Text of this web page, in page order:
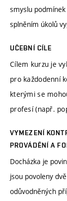
smyslu
splněním úkolů
UČEBNÍ CÍLE
Cílem kurzu je
pro každodenní
kterými se
profesí (např.
VYMEZENÍ
PROVÁDĚNÍ A
Docházka je
jsou povoleny
odůvodněných